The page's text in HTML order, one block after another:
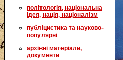
політологія, національна
ідея, нація, націоналізм
публіцистика та науково-
популярні
архівні матеріали,
документи